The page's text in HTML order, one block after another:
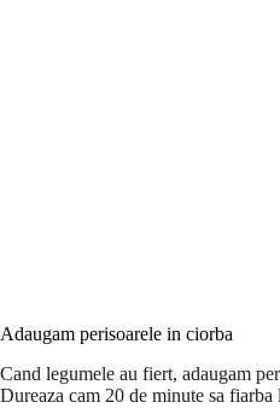
Adaugam perisoarele in ciorba
Cand legumele au fiert, adaugam
Dureaza cam 20 de minute sa fiarba